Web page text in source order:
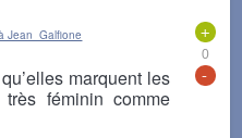
+
0
-
Jean_Galfione
marquent les
féminin comme